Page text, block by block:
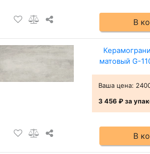
В
матовый G-
Ваша цена:
3 456 ₽за
В